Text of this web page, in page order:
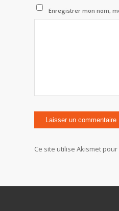
Enregistrer mon nom,
Ce site utilise Akismet